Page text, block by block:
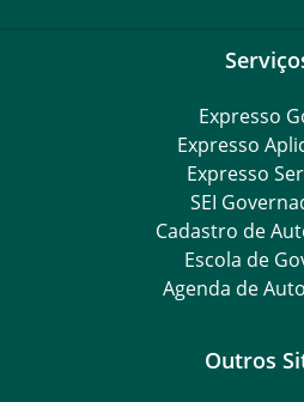
Expresso
Expresso
Expresso
SEI
Cadastro de
Escola de
Agenda de
Outros